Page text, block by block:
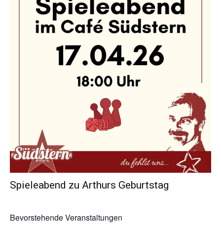
Spieleabend zu Arthurs Geburtstag
Bevorstehende Veranstaltungen